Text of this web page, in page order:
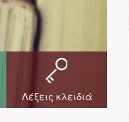
Λέξεις κλειδιά